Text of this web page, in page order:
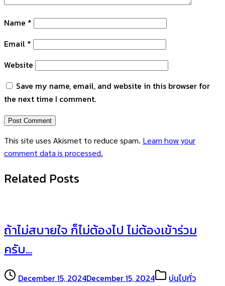
Name *
Email *
Website
Save my name, email, and website in this browser for
the next time I comment.
This site uses Akismet to reduce spam. Learn how your
comment data is processed.
Related Posts
ถ้าไม่สบายใจ ก็ไม่ต้องไป ไม่ต้องเข้าร่วม
ครับ…
December 15, 2024December 15, 2024 บ่นไปทั่ว